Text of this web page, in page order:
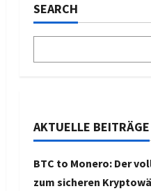
SEARCH
AKTUELLE BEITRÄGE
BTC to Monero: Der
zum sicheren